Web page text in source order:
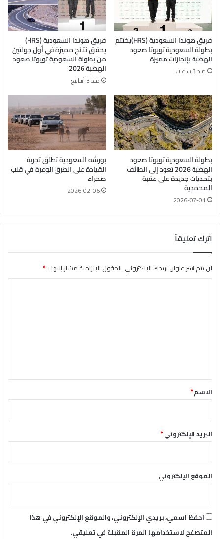
فريق هوندا السعودية (HRS)يختتم
بطولة السعودية تويوتا صعود
الهضبة بإنجازات مميزة
منذ 3 ساعات
فريق هوندا السعودية (HRS)
يحقق نتائج مميزة في أول جولتين
من بطولة السعودية تويوتا صعود
الهضبة 2026
منذ 3 أسابيع
بطولة السعودية تويوتا صعود
الهضبة 2026 تعود إلى الطائف
بتحديات جديدة على عقبة
المحمدية
2026-07-01
بورشه السعودية تطلق تجربة
القيادة على الطرق الوعرة في قلب
صحراء
2026-02-06
اترك تعليقاً
لن يتم نشر عنوان بريدك الإلكتروني.الحقول الإلزامية مشار إليها بـ*
*الاسم*
البريد الإلكتروني*
الموقع الإلكتروني
احفظ اسمي، بريدي الإلكتروني، والموقع الإلكتروني في هذا
المتصفح لاستخدامها المرة المقبلة في تعليقي.